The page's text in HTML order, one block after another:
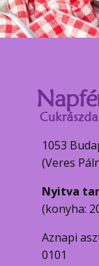
1053
(Veres
Nyitva
(konyha:
Aznapi
0101